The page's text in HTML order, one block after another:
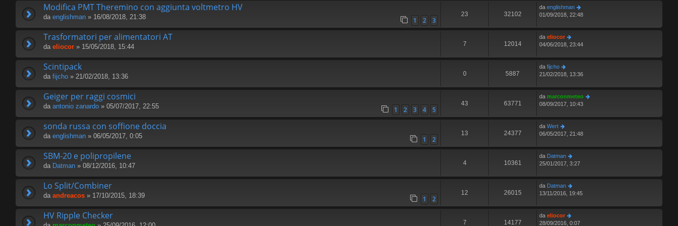
Modifica PMT Theremino con aggiunta voltmetro HV
da englishman » 16/08/2018, 21:38 1 2 3
23 32102
da englishman
01/09/2018, 22:48
Trasformatori per alimentatori AT
da eliocor » 15/05/2018, 15:44 7 12014
da eliocor
04/06/2018, 23:44
Scintipack
da fijcho » 21/02/2018, 13:36 0 5887
da fijcho
21/02/2018, 13:36
Geiger per raggi cosmici
da antonio zanardo » 05/07/2017, 22:55 1 2 3 4 5
43 63771
da marconmeteo
08/09/2017, 10:43
sonda russa con soffione doccia
da englishman » 06/05/2017, 0:05 1 2
13 24377
da Wert
06/05/2017, 21:48
SBM-20 e polipropilene
da Datman » 08/12/2016, 10:47 4 10361
da Datman
25/01/2017, 3:27
Lo Split/Combiner
da andreacos » 17/10/2015, 18:39 1 2
12 26015
da Datman
13/11/2016, 19:45
HV Ripple Checker
7 14177
da eliocor
28/09/2016, 0:07